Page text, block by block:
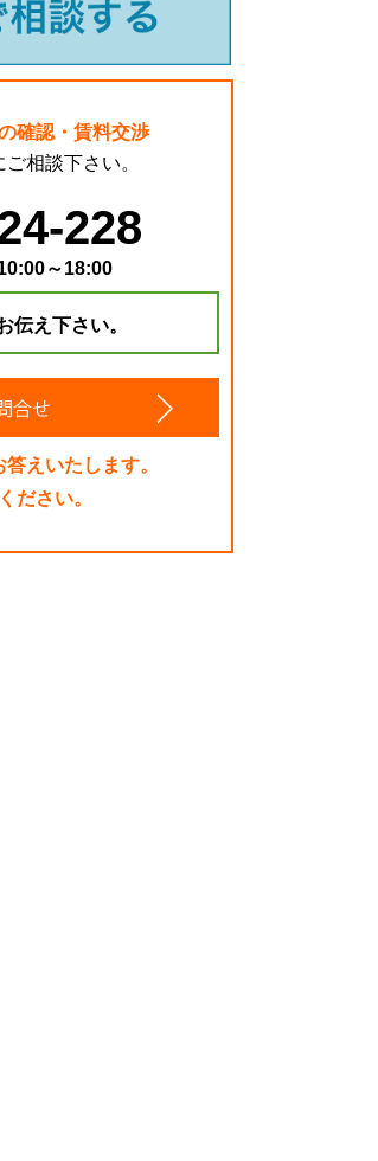
確認・賃料交渉
相談下さい。
228
～18:00
伝え下さい。
えいたします。
ださい。